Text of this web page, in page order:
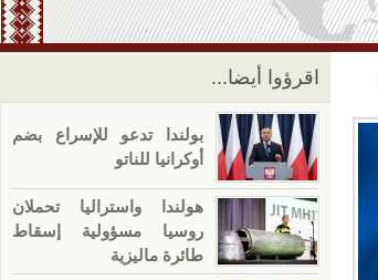
اقرؤوا أيضا...
بولندا تدعو للإسراع بضم
أوكرانيا للناتو
هولندا واستراليا تحملان
روسيا مسؤولية إسقاط
طائرة ماليزية